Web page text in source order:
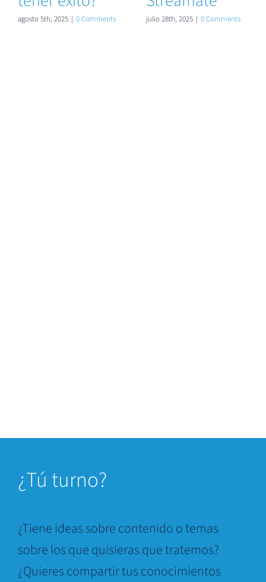
agosto 5th, 2025 | 0 Comments julio 28th, 2025 | 0 Comments
¿Tú turno?
¿Tiene ideas sobre contenido o temas
sobre los que quisieras que tratemos?
¿Quieres compartir tus conocimientos